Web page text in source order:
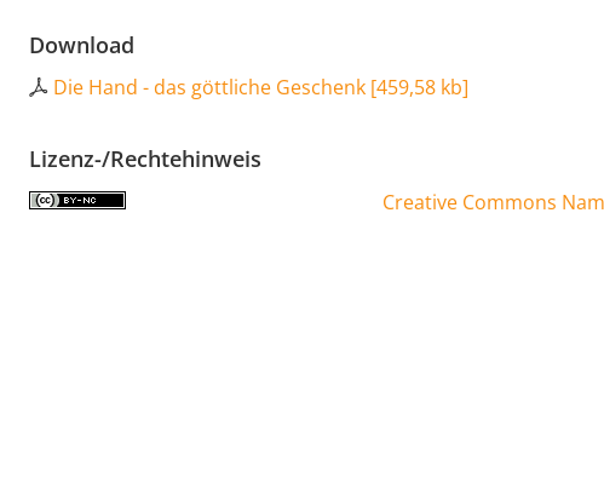
Download
Die Hand - das göttliche Geschenk [459,58 kb]
Lizenz-/Rechtehinweis
Creative Commons